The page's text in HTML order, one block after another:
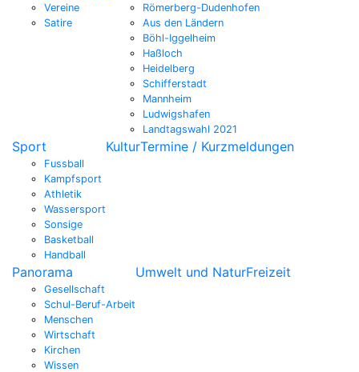
Vereine
Satire
Römerberg-Dudenhofen
Aus den Ländern
Böhl-Iggelheim
Haßloch
Heidelberg
Schifferstadt
Mannheim
Ludwigshafen
Landtagswahl 2021
Sport
Fussball
Kampfsport
Athletik
Wassersport
Sonsige
Basketball
Handball
KulturTermine / Kurzmeldungen
Panorama
Gesellschaft
Schul-Beruf-Arbeit
Menschen
Wirtschaft
Kirchen
Wissen
Umwelt und NaturFreizeit